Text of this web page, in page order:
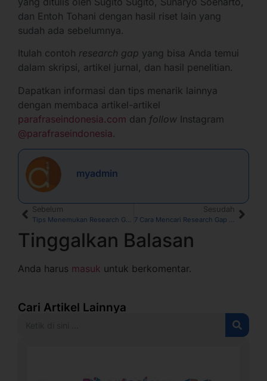
dan Entoh Tohani dengan hasil riset lain yang
sudah ada sebelumnya.
Itulah contoh research gap yang bisa Anda temui
dalam skripsi, artikel jurnal, dan hasil penelitian.
Dapatkan informasi dan tips menarik lainnya
dengan membaca artikel-artikel
parafraseindonesia.com dan follow Instagram
@parafraseindonesia.
myadmin
Sebelum
Tips Menemukan Research Gap dengan Open Knowledge Maps
Sesudah
7 Cara Mencari Research Gap dalam Sebuah Karya Tulis Ilmiah
Tinggalkan Balasan
Anda harus masuk untuk berkomentar.
Cari Artikel Lainnya